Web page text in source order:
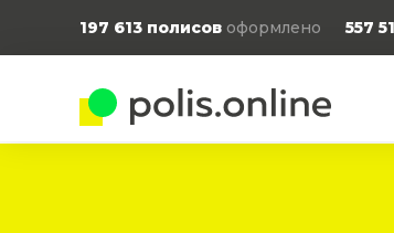
197 613 полисов оформлено 557